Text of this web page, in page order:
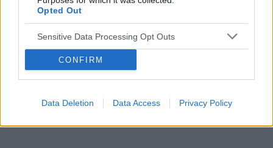
Opted Out
Sensitive Data Processing Opt Outs
CONFIRM
Data Deletion Data Access Privacy Policy
Reklama: